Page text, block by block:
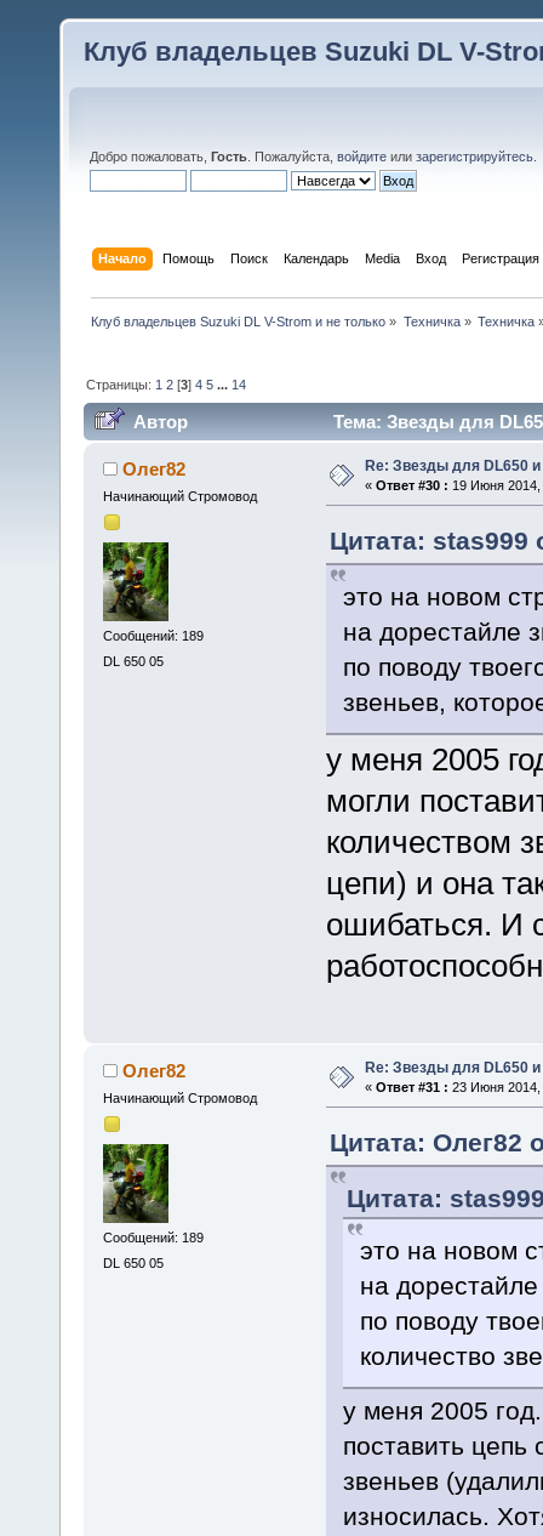
Клуб владельцев Suzuki DL V-
Добро пожаловать, Гость . Пожалуйста, войдите или зарегистрируйтесь
Начало Помощь Поиск Календарь Media Вход Регистрация
Клуб владельцев Suzuki DL V-Strom и не только » Техничка» Техничка
Страницы: 1 2 [3]4 5 ... 14
Автор Тема: Звезды для
Олег82
Начинающий Стромовод
Сообщений: 189
DL 650 05
Re: Звезды для DL650 и
« Ответ #30 : 19 Июня 2014,
Цитата: stas999
это на новом
на дорестайле
по поводу
звеньев,
у меня 2005
могли
количеством
цепи) и она
ошибаться. И
Олег82
Начинающий Стромовод
Сообщений: 189
DL 650 05
Re: Звезды для DL650 и
« Ответ #31 : 23 Июня 2014,
Цитата: Олег82
Цитата:
это на новом
на
по поводу
количество
у меня 2005
поставить цепь
звеньев
износилась.